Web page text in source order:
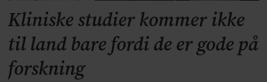
Kliniske studier kommer ikke
til land bare fordi de er gode på
forskning